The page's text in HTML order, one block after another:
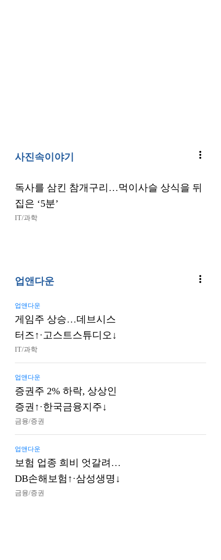
사진속이야기 more_vert
독사를 삼킨 참개구리…먹이사슬 상식을 뒤
집은 ‘5분’
IT/과학
업앤다운 more_vert
업앤다운
게임주 상승…데브시스
터즈↑·고스트스튜디오↓
IT/과학
업앤다운
증권주 2% 하락, 상상인
증권↑·한국금융지주↓
금융/증권
업앤다운
보험 업종 희비 엇갈려…
DB손해보험↑·삼성생명↓
금융/증권